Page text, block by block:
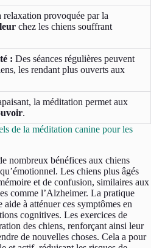
relaxation provoquée par la
chez les chiens souffrant
: Des séances régulières peuvent
les rendant plus ouverts aux
la méditation permet aux
.
de la méditation canine pour les
nombreux bénéfices aux chiens
Les chiens plus âgés
et de confusion, similaires aux
comme l’Alzheimer. La pratique
à atténuer ces symptômes en
cognitives. Les exercices de
des chiens, renforçant ainsi leur
de nouvelles choses. Cela a pour